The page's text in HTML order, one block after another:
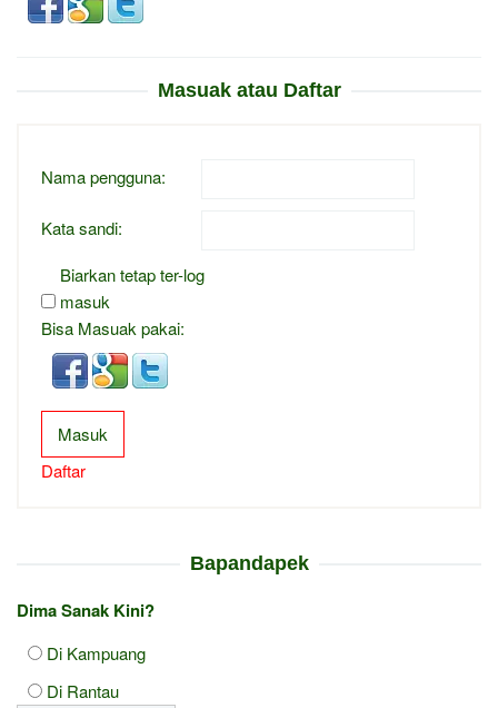
Masuak atau Daftar
Nama pengguna:
Kata sandi:
Biarkan tetap ter-log
masuk
Bisa Masuak pakai:
Masuk
Daftar
Bapandapek
Dima Sanak Kini?
Di Kampuang
Di Rantau